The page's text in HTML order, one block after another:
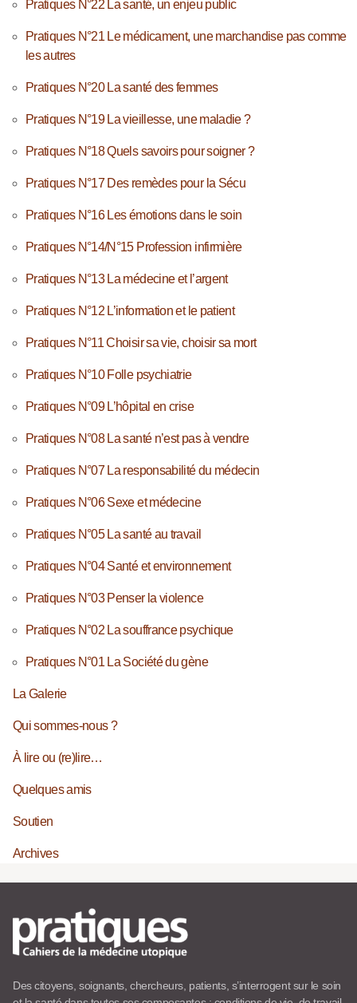
Pratiques N°22 La santé, un enjeu public
Pratiques N°21 Le médicament, une marchandise pas comme
les autres
Pratiques N°20 La santé des femmes
Pratiques N°19 La vieillesse, une maladie ?
Pratiques N°18 Quels savoirs pour soigner ?
Pratiques N°17 Des remèdes pour la Sécu
Pratiques N°16 Les émotions dans le soin
Pratiques N°14/N°15 Profession infirmière
Pratiques N°13 La médecine et l’argent
Pratiques N°12 L’information et le patient
Pratiques N°11 Choisir sa vie, choisir sa mort
Pratiques N°10 Folle psychiatrie
Pratiques N°09 L’hôpital en crise
Pratiques N°08 La santé n’est pas à vendre
Pratiques N°07 La responsabilité du médecin
Pratiques N°06 Sexe et médecine
Pratiques N°05 La santé au travail
Pratiques N°04 Santé et environnement
Pratiques N°03 Penser la violence
Pratiques N°02 La souffrance psychique
Pratiques N°01 La Société du gène
La Galerie
Qui sommes-nous ?
À lire ou (re)lire…
Quelques amis
Soutien
Archives
Des citoyens, soignants, chercheurs, patients, s’interrogent sur le soin